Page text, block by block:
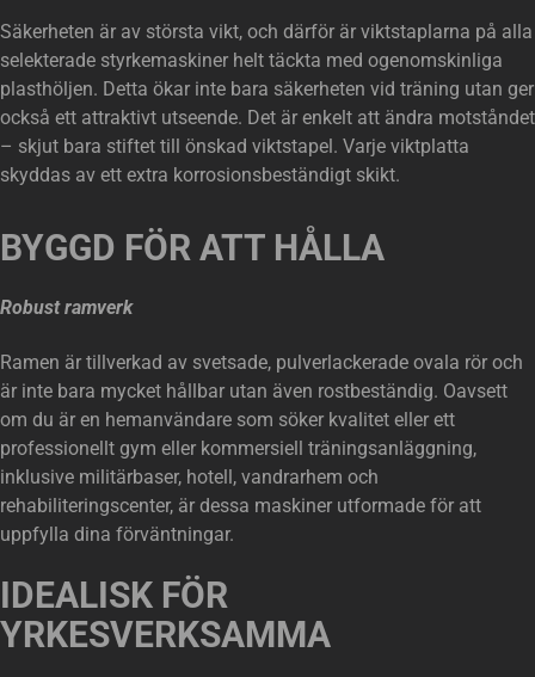
Säkerheten är av största vikt, och därför är viktstaplarna på alla
selekterade styrkemaskiner helt täckta med ogenomskinliga
plasthöljen. Detta ökar inte bara säkerheten vid träning utan ger
också ett attraktivt utseende. Det är enkelt att ändra motståndet
– skjut bara stiftet till önskad viktstapel. Varje viktplatta
skyddas av ett extra korrosionsbeständigt skikt.
BYGGD FÖR ATT HÅLLA
Robust ramverk
Ramen är tillverkad av svetsade, pulverlackerade ovala rör och
är inte bara mycket hållbar utan även rostbeständig. Oavsett
om du är en hemanvändare som söker kvalitet eller ett
professionellt gym eller kommersiell träningsanläggning,
inklusive militärbaser, hotell, vandrarhem och
rehabiliteringscenter, är dessa maskiner utformade för att
uppfylla dina förväntningar.
IDEALISK FÖR
YRKESVERKSAMMA